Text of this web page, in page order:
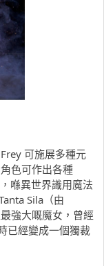
可施展多種元
色可作出各種
喺異世界識用魔法
Sila（由
強大嘅魔女，曾經
已經變成一個獨裁